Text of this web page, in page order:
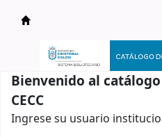
Catálogo en línea
Bienvenido al
CECC
Ingrese su usuario